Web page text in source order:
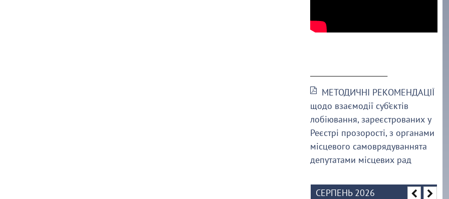
МЕТОДИЧНІ РЕКОМЕНДАЦІЇ
щодо взаємодії суб’єктів
лобіювання, зареєстрованих у
Реєстрі прозорості, з органами
місцевого самоврядуваннята
депутатами місцевих рад
СЕРПЕНЬ 2026